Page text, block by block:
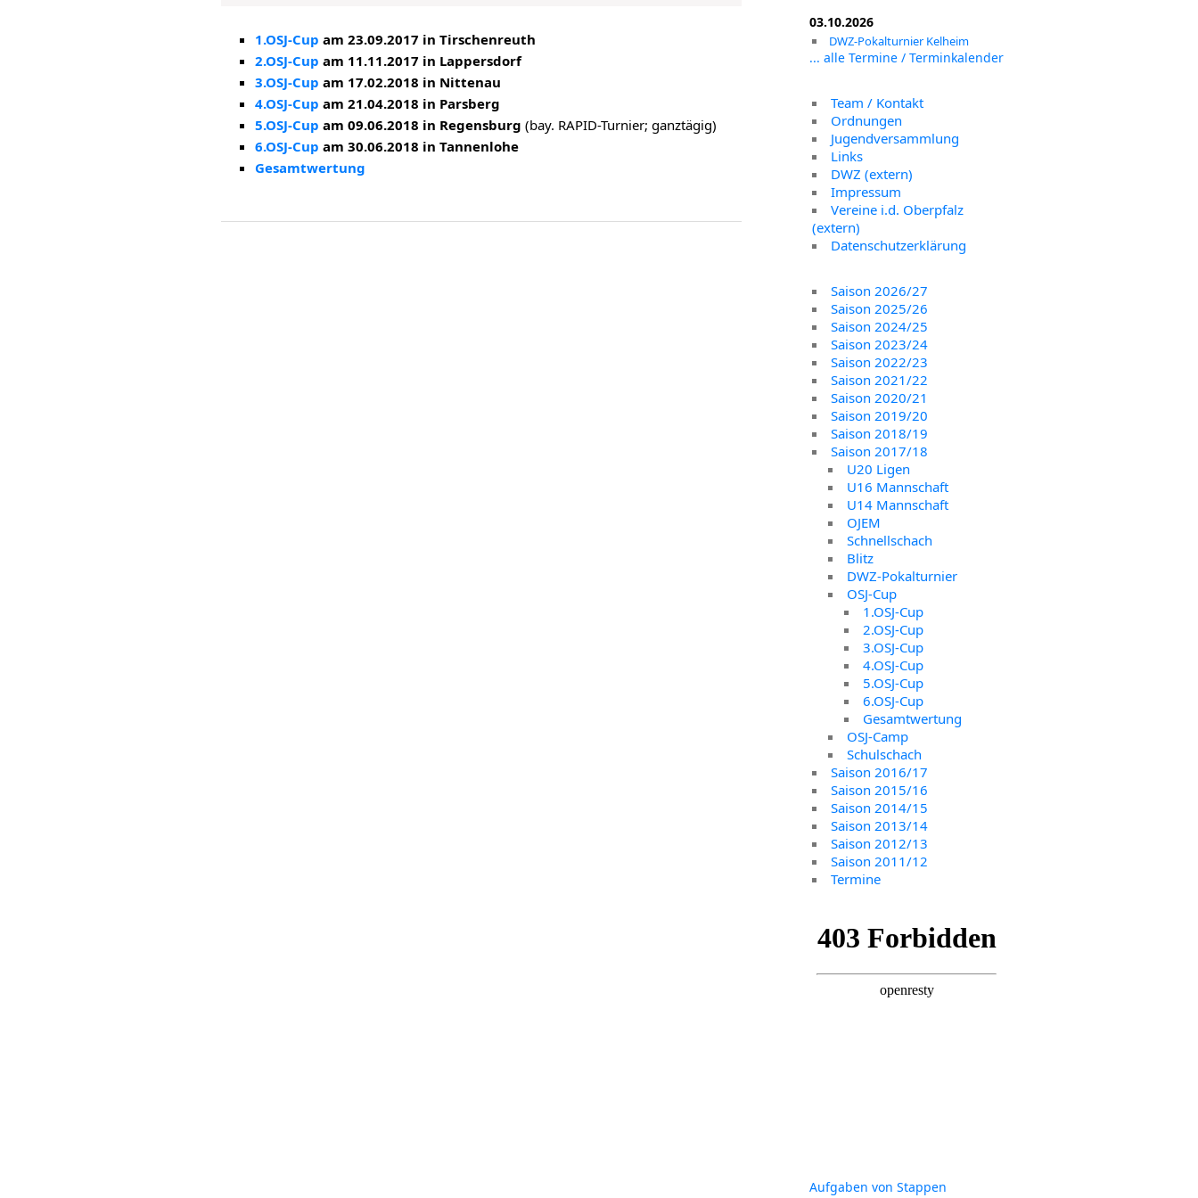
1.OSJ-Cup am 23.09.2017 in Tirschenreuth
2.OSJ-Cup am 11.11.2017 in Lappersdorf
3.OSJ-Cup am 17.02.2018 in Nittenau
4.OSJ-Cup am 21.04.2018 in Parsberg
5.OSJ-Cup am 09.06.2018 in Regensburg (bay. RAPID-Turnier; ganztägig)
6.OSJ-Cup am 30.06.2018 in Tannenlohe
Gesamtwertung
03.10.2026
DWZ-Pokalturnier Kelheim
... alle Termine / Terminkalender
Team / Kontakt
Ordnungen
Jugendversammlung
Links
DWZ (extern)
Impressum
Vereine i.d. Oberpfalz
(extern)
Datenschutzerklärung
Saison 2026/27
Saison 2025/26
Saison 2024/25
Saison 2023/24
Saison 2022/23
Saison 2021/22
Saison 2020/21
Saison 2019/20
Saison 2018/19
Saison 2017/18
U20 Ligen
U16 Mannschaft
U14 Mannschaft
OJEM
Schnellschach
Blitz
DWZ-Pokalturnier
OSJ-Cup
1.OSJ-Cup
2.OSJ-Cup
3.OSJ-Cup
4.OSJ-Cup
5.OSJ-Cup
6.OSJ-Cup
Gesamtwertung
OSJ-Camp
Schulschach
Saison 2016/17
Saison 2015/16
Saison 2014/15
Saison 2013/14
Saison 2012/13
Saison 2011/12
Termine
Aufgaben von Stappen